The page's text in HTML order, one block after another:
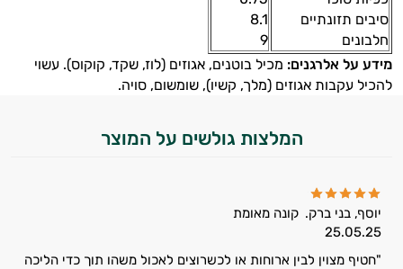
אביזרי
ספורט
סיבים תזונתיים
חלבונים
8.1
9
מידע על אלרגנים: מכיל בוטנים, אגוזים (לוז, שקד, קוקוס). עשוי
להכיל עקבות אגוזים (מלך, קשיו), שומשום, סויה.
המלצות גולשים על המוצר
יוסף, בני ברק. קונה מאומת
25.05.25
"חטיף מצוין לבין ארוחות או לכשרוצים לאכול משהו תוך כדי הליכה